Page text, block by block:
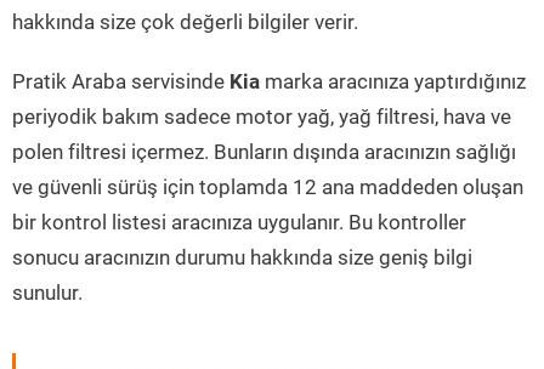
hakkında size çok değerli bilgiler verir.
Pratik Araba servisinde Kia marka aracınıza yaptırdığınız
periyodik bakım sadece motor yağ, yağ filtresi, hava ve
polen filtresi içermez. Bunların dışında aracınızın sağlığı
ve güvenli sürüş için toplamda 12 ana maddeden oluşan
bir kontrol listesi aracınıza uygulanır. Bu kontroller
sonucu aracınızın durumu hakkında size geniş bilgi
sunulur.